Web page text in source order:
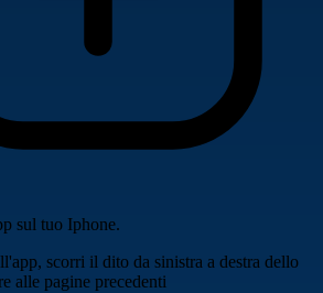
sul tuo Iphone.
scorri il dito da sinistra a destra dello
alle pagine precedenti